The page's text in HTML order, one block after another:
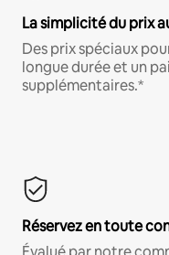
La simplicité du prix
Des prix spéciaux
longue durée et un
supplémentaires.*
Réservez en toute